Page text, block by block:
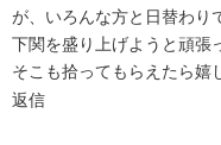
が、いろんな方と日替わり
下関を盛り上げようと頑張
そこも拾ってもらえたら嬉
返信